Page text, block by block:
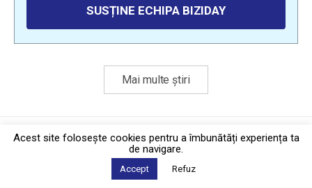
SUSȚINE ECHIPA BIZIDAY
Mai multe știri
Politica de confidențialitate·Contact
2026 © Biziday
Acest site foloseşte cookies pentru a îmbunătăți experiența ta
de navigare.
Accept Refuz